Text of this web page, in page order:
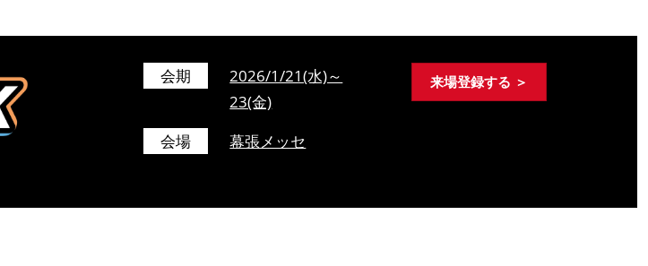
会期
2026/1/21(水)～
23(金)
会場
幕張メッセ
来場登録する ＞